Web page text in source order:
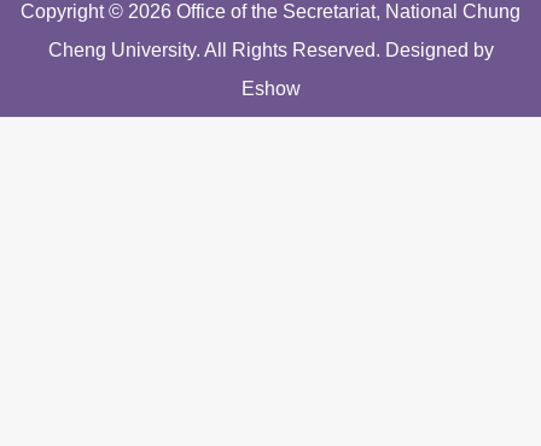
Copyright © 2026 Office of the Secretariat, National Chung
Cheng University. All Rights Reserved. Designed by
Eshow